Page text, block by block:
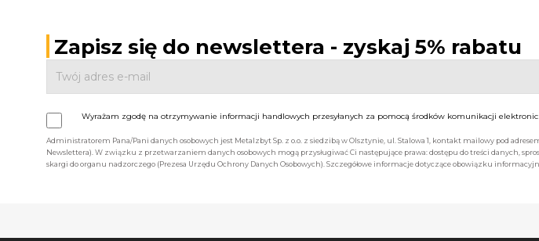
Zapisz się do newslettera - zyskaj 5% rabatu
Wyrażam zgodę na otrzymywanie informacji handlowych przesyłanych za pomocą środków komunikacji
Administratorem Pana/Pani danych osobowych jest Metalzbyt Sp. z o.o. z siedzibą w Olsztynie, ul. Stalowa 1, kontakt mailowy pod
Newslettera). W związku z przetwarzaniem danych osobowych mogą przysługiwać Ci następujące prawa: dostępu do treści danych,
skargi do organu nadzorczego (Prezesa Urzędu Ochrony Danych Osobowych). Szczegółowe informacje dotyczące obowiązku